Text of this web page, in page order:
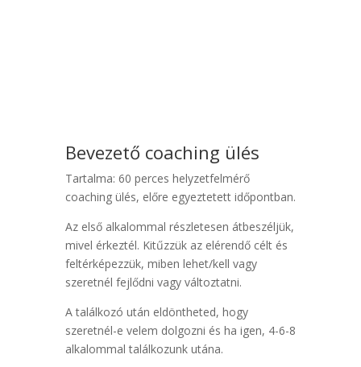
Bevezető coaching ülés
Tartalma: 60 perces helyzetfelmérő
coaching ülés, előre egyeztetett időpontban.
Az első alkalommal részletesen átbeszéljük,
mivel érkeztél. Kitűzzük az elérendő célt és
feltérképezzük, miben lehet/kell vagy
szeretnél fejlődni vagy változtatni.
A találkozó után eldöntheted, hogy
szeretnél-e velem dolgozni és ha igen, 4-6-8
alkalommal találkozunk utána.